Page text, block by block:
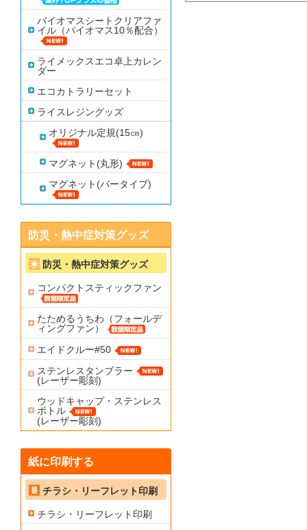
バイオマスシートクリアファ
イル（バイオマス10％配合）
ライメックスエコ卓上カレン
ダー
エコカトラリーセット
ライスレジングッズ
オリジナル定規(15㎝)
マグネット(丸形)
マグネット(バータイプ)
防災・熱中症対策グッズ
防災・熱中症対策グッズ
コンパクトスティックファン
たためるうちわ（フォールデ
ィングファン）
エイドクルー#50
ステンレスタンブラー
(レーザー彫刻)
ウッドキャップ・ステンレス
ボトル
(レーザー彫刻)
紙に印刷する
チラシ・リーフレット印刷
チラシ・リーフレット印刷